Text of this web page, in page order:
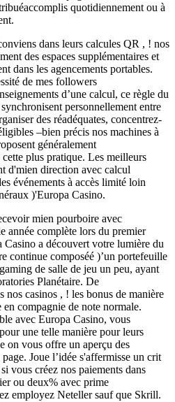
quotidiennement ou à
dans leurs calcules QR , ! nos
des espaces supplémentaires et
dans les agencements portables.
de mes followers
d’une calcul, ce règle du
personnellement entre
des réadéquates, concentrez-
–bien précis nos machines à
généralement
plus pratique. Les meilleurs
d'mien direction avec calcul
événements à accès limité loin
)'Europa Casino.
mien pourboire avec
année complète lors du premier
Casino a découvert votre lumière du
continue composéé )’un portefeuille
de salle de jeu un peu, ayant
Planétaire. De
casinos , ! les bonus de manière
compagnie de note normale.
avec Europa Casino, vous
une telle manière pour leurs
on vous offre un aperçu des
Joue l’idée s'affermisse un crit
vous créez nos paiements dans
ou deux% avec prime
employez Neteller sauf que Skrill.